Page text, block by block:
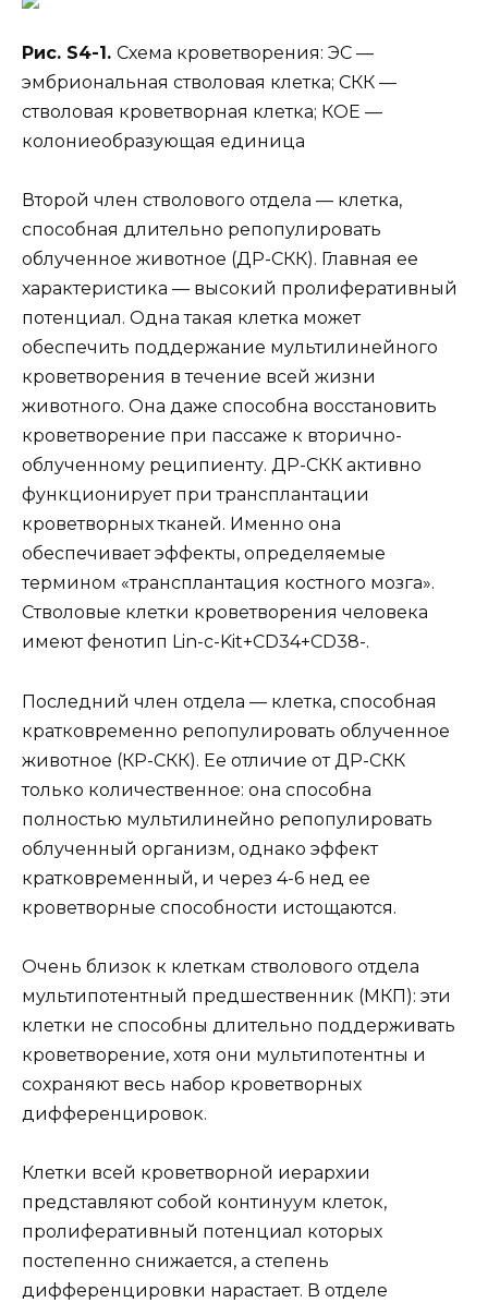
Рис. S4-1. Схема кроветворения: ЭС —
эмбриональная стволовая клетка; СКК —
стволовая кроветворная клетка; КОЕ —
колониеобразующая единица
Второй член стволового отдела — клетка,
способная длительно репопулировать
облученное животное (ДР-СКК). Главная ее
характеристика — высокий пролиферативный
потенциал. Одна такая клетка может
обеспечить поддержание мультилинейного
кроветворения в течение всей жизни
животного. Она даже способна восстановить
кроветворение при пассаже к вторично-
облученному реципиенту. ДР-СКК активно
функционирует при трансплантации
кроветворных тканей. Именно она
обеспечивает эффекты, определяемые
термином «трансплантация костного мозга».
Стволовые клетки кроветворения человека
имеют фенотип Lin-c-Kit+CD34+CD38-.
Последний член отдела — клетка, способная
кратковременно репопулировать облученное
животное (КР-СКК). Ее отличие от ДР-СКК
только количественное: она способна
полностью мультилинейно репопулировать
облученный организм, однако эффект
кратковременный, и через 4-6 нед ее
кроветворные способности истощаются.
Очень близок к клеткам стволового отдела
мультипотентный предшественник (МКП): эти
клетки не способны длительно поддерживать
кроветворение, хотя они мультипотентны и
сохраняют весь набор кроветворных
дифференцировок.
Клетки всей кроветворной иерархии
представляют собой континуум клеток,
пролиферативный потенциал которых
постепенно снижается, а степень
дифференцировки нарастает. В отделе